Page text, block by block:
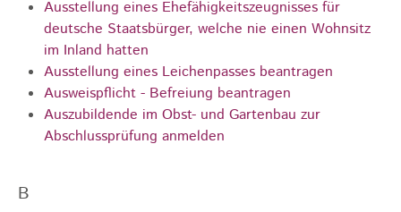
Ausstellung eines Ehefähigkeitszeugnisses für
deutsche Staatsbürger, welche nie einen Wohnsitz
im Inland hatten
Ausstellung eines Leichenpasses beantragen
Ausweispflicht - Befreiung beantragen
Auszubildende im Obst- und Gartenbau zur
Abschlussprüfung anmelden
B